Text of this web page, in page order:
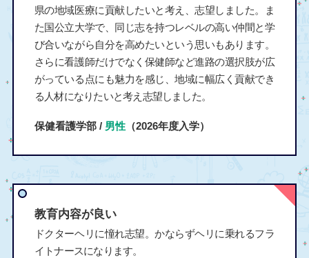
県の地域医療に貢献したいと考え、志望しました。ま
た国公立大学で、同じ志を持つレベルの高い仲間と学
び合いながら自分を高めたいという思いもあります。
さらに看護師だけでなく保健師など進路の選択肢が広
がっている点にも魅力を感じ、地域に幅広く貢献でき
る人材になりたいと考え志望しました。
保健看護学部 / 男性（2026年度入学）
教育内容が良い
ドクターヘリに憧れ志望。かならずヘリに乗れるフラ
イトナースになります。